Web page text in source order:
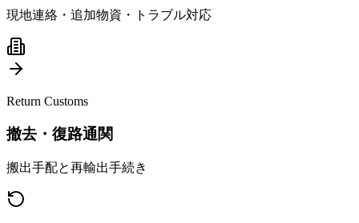
現地連絡・追加物資・トラブル対応
Return Customs
撤去・復路通関
搬出手配と再輸出手続き